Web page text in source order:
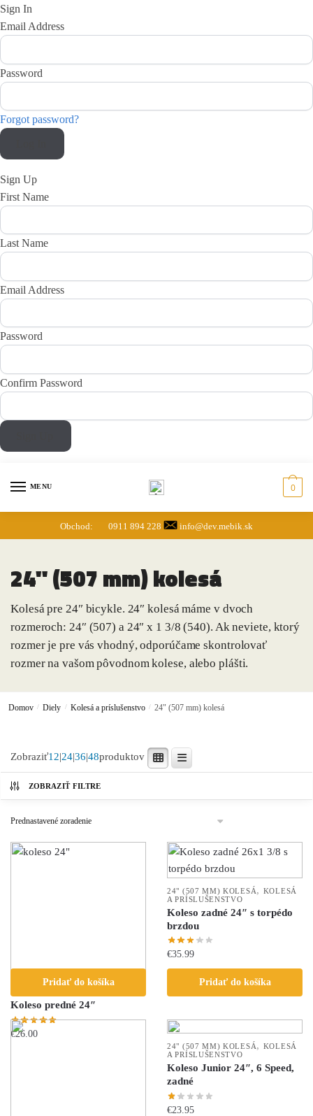
Sign In
Email Address
Password
Forgot password?
Sign Up
First Name
Last Name
Email Address
Password
Confirm Password
MENU 0
Obchod: 0911 894 228 info@dev.mebik.sk
24" (507 mm) kolesá
Kolesá pre 24″ bicykle. 24″ kolesá máme v dvoch
rozmeroch: 24″ (507) a 24″ x 1 3/8 (540). Ak neviete, ktorý
rozmer je pre vás vhodný, odporúčame skontrolovať
rozmer na vašom pôvodnom kolese, alebo plášti.
Domov / Diely / Kolesá a príslušenstvo / 24" (507 mm) kolesá
Zobraziť12|24|36|48produktov
ZOBRAZIŤ FILTRE
24" (507 MM) KOLESÁ,KOLESÁ
Koleso predné 24″
€26.00
Pridať do košíka
24" (507 MM) KOLESÁ, KOLESÁ
A PRÍSLUŠENSTVO
Koleso zadné 24″ s torpédo
brzdou
€35.99
Pridať do košíka
24" (507 MM) KOLESÁ, KOLESÁ
A PRÍSLUŠENSTVO
Koleso Junior 24″, 6 Speed,
zadné
€23.95